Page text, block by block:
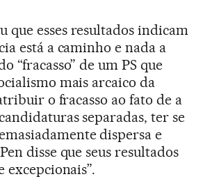
que esses resultados indicam
está a caminho e nada a
“fracasso” de um PS que
mais arcaico da
o fracasso ao fato de a
separadas, ter se
dispersa e
disse que seus resultados
excepcionais”.